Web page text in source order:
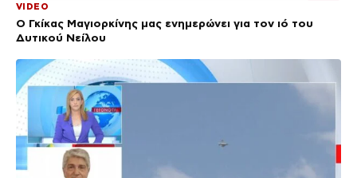
VIDEO
Ο Γκίκας Μαγιορκίνης μας ενημερώνει για τον ιό του
Δυτικού Νείλου